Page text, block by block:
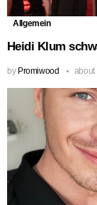
Allgemein
Heidi Klum
by Promiwood about